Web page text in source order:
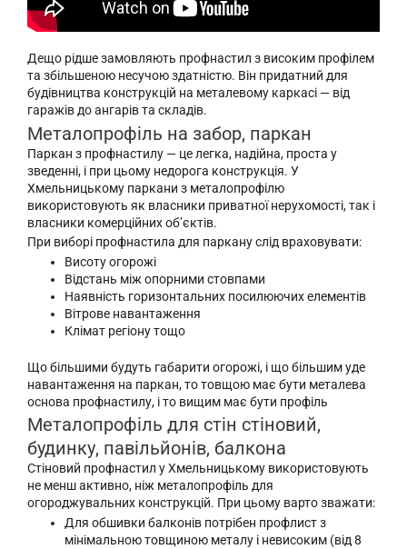
Дещо рідше замовляють профнастил з високим профілем
та збільшеною несучою здатністю. Він придатний для
будівництва конструкцій на металевому каркасі — від
гаражів до ангарів та складів.
Металопрофіль на забор, паркан
Паркан з профнастилу — це легка, надійна, проста у
зведенні, і при цьому недорога конструкція. У
Хмельницькому паркани з металопрофілю
використовують як власники приватної нерухомості, так і
власники комерційних об’єктів.
При виборі профнастила для паркану слід враховувати:
Висоту огорожі
Відстань між опорними стовпами
Наявність горизонтальних посилюючих елементів
Вітрове навантаження
Клімат регіону тощо
Що більшими будуть габарити огорожі, і що більшим уде
навантаження на паркан, то товщою має бути металева
основа профнастилу, і то вищим має бути профіль
Металопрофіль для стін стіновий,
будинку, павільйонів, балкона
Стіновий профнастил у Хмельницькому використовують
не менш активно, ніж металопрофіль для
огороджувальних конструкцій. При цьому варто зважати:
Для обшивки балконів потрібен профлист з
мінімальною товщиною металу і невисоким (від 8